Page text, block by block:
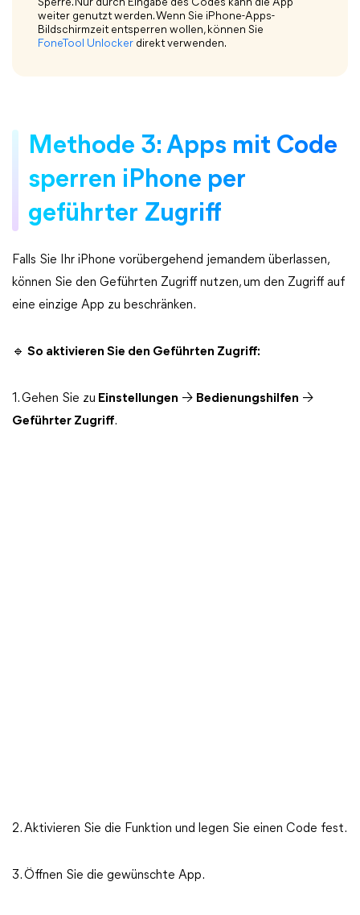
Sperre. Nur durch Eingabe des Codes kann die App
weiter genutzt werden. Wenn Sie iPhone-Apps-
Bildschirmzeit entsperren wollen, können Sie
FoneTool Unlocker direkt verwenden.
Methode 3: Apps mit Code
sperren iPhone per
geführter Zugriff
Falls Sie Ihr iPhone vorübergehend jemandem überlassen,
können Sie den Geführten Zugriff nutzen, um den Zugriff auf
eine einzige App zu beschränken.
🔹 So aktivieren Sie den Geführten Zugriff:
1. Gehen Sie zu Einstellungen → Bedienungshilfen →
Geführter Zugriff.
2. Aktivieren Sie die Funktion und legen Sie einen Code fest.
3. Öffnen Sie die gewünschte App.